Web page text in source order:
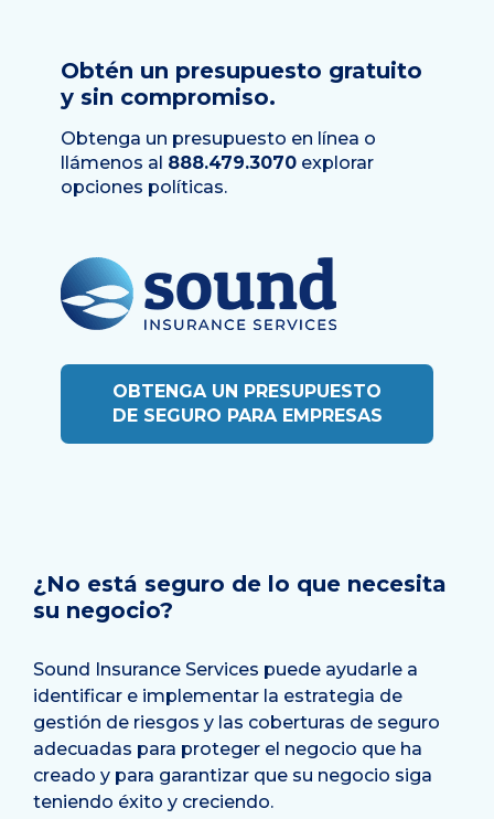
Obtén un presupuesto gratuito
y sin compromiso.
Obtenga un presupuesto en línea o
llámenos al 888.479.3070 explorar
opciones políticas.
OBTENGA UN PRESUPUESTO
DE SEGURO PARA EMPRESAS
¿No está seguro de lo que necesita
su negocio?
Sound Insurance Services puede ayudarle a
identificar e implementar la estrategia de
gestión de riesgos y las coberturas de seguro
adecuadas para proteger el negocio que ha
creado y para garantizar que su negocio siga
teniendo éxito y creciendo.